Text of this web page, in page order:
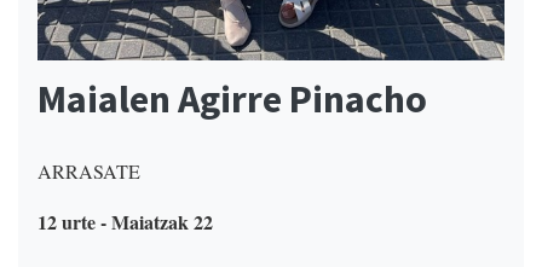
Maialen Agirre Pinacho
ARRASATE
12 urte - Maiatzak 22